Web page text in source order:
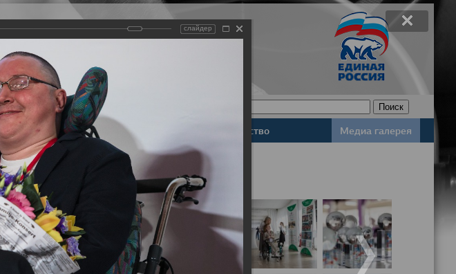
Задать вопрос
Базы данных Законодательство Медиа галерея
слайдер